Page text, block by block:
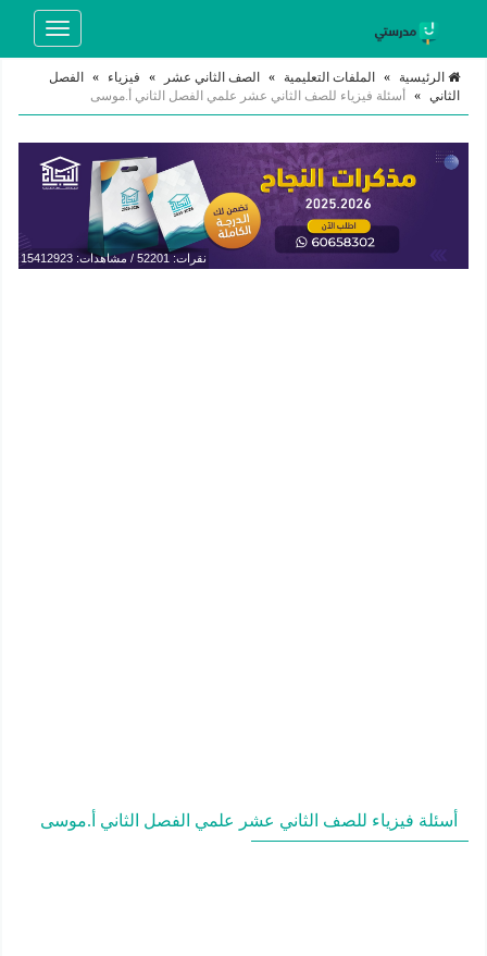
Toggle
الرئيسية » الملفات التعليمية » الصف الثاني عشر » فيزياء »
الفصل
الثاني » أسئلة فيزياء للصف الثاني عشر علمي الفصل الثاني أ.موسى
نقرات: 52201 / مشاهدات: 15412923
أسئلة فيزياء للصف الثاني عشر علمي الفصل الثاني أ.موسى